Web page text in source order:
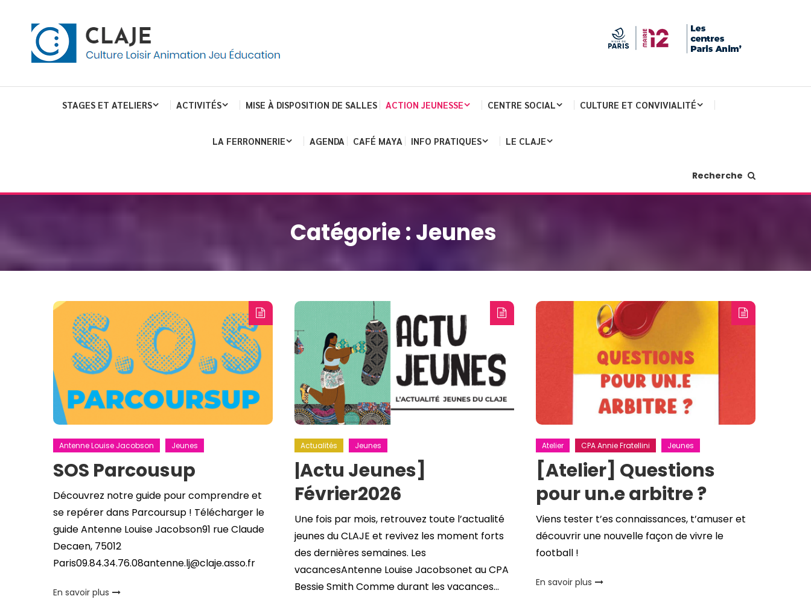
Claje
STAGES ET ATELIERS ACTIVITÉS MISE À DISPOSITION DE SALLES ACTION JEUNESSE CENTRE SOCIAL CULTURE ET CONVIVIALITÉ
LA FERRONNERIE AGENDA CAFÉ MAYA INFO PRATIQUES LE CLAJE
Recherche
Catégorie :Jeunes
Antenne Louise Jacobson Jeunes
SOS Parcousup
Découvrez notre guide pour comprendre et
se repérer dans Parcoursup ! Télécharger le
guide Antenne Louise Jacobson91 rue Claude
Decaen, 75012
Paris09.84.34.76.08antenne.lj@claje.asso.fr
En savoir plus
Actualités Jeunes
|Actu Jeunes]
Février2026
Une fois par mois, retrouvez toute l’actualité
jeunes du CLAJE et revivez les moment forts
des dernières semaines. Les
vacancesAntenne Louise Jacobsonet au CPA
Bessie Smith Comme durant les vacances…
Atelier CPA Annie Fratellini Jeunes
[Atelier] Questions
pour un.e arbitre ?
Viens tester t’es connaissances, t’amuser et
découvrir une nouvelle façon de vivre le
football !
En savoir plus